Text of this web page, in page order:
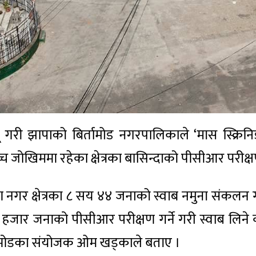
गरी झापाको बिर्तामोड नगरपालिकाले ‘मास
रहेका क्षेत्रका बासिन्दाको पीसीआर
क्षेत्रका ८ सय ४४ जनाको स्वाब नमुना संकलन
जनाको पीसीआर परीक्षण गर्ने गरी स्वाब
संयोजक ओम खड्काले बताए ।